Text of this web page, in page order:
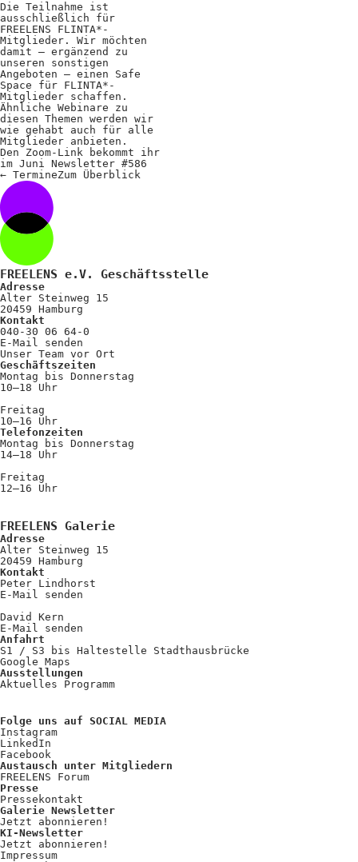
Die Teilnahme ist
ausschließlich für
FREELENS FLINTA*-
Mitglieder. Wir möchten
damit – ergänzend zu
unseren sonstigen
Angeboten – einen Safe
Space für FLINTA*-
Mitglieder schaffen.
Ähnliche Webinare zu
diesen Themen werden wir
wie gehabt auch für alle
Mitglieder anbieten.
Den Zoom-Link bekommt ihr
im Juni Newsletter #586
← TermineZum Überblick
FREELENS e.V. Geschäftsstelle
Adresse
Alter Steinweg 15
20459 Hamburg
Kontakt
040-30 06 64-0
E-Mail senden
Unser Team vor Ort
Geschäftszeiten
Montag bis Donnerstag
10–18 Uhr
Freitag
10–16 Uhr
Telefonzeiten
Montag bis Donnerstag
14–18 Uhr
Freitag
12–16 Uhr
FREELENS Galerie
Adresse
Alter Steinweg 15
20459 Hamburg
Kontakt
Peter Lindhorst
E-Mail senden
David Kern
E-Mail senden
Anfahrt
S1 / S3 bis Haltestelle Stadthausbrücke
Google Maps
Ausstellungen
Aktuelles Programm
Folge uns auf SOCIAL MEDIA
Instagram
LinkedIn
Facebook
Austausch unter Mitgliedern
FREELENS Forum
Presse
Pressekontakt
Galerie Newsletter
Jetzt abonnieren!
KI-Newsletter
Jetzt abonnieren!
Impressum